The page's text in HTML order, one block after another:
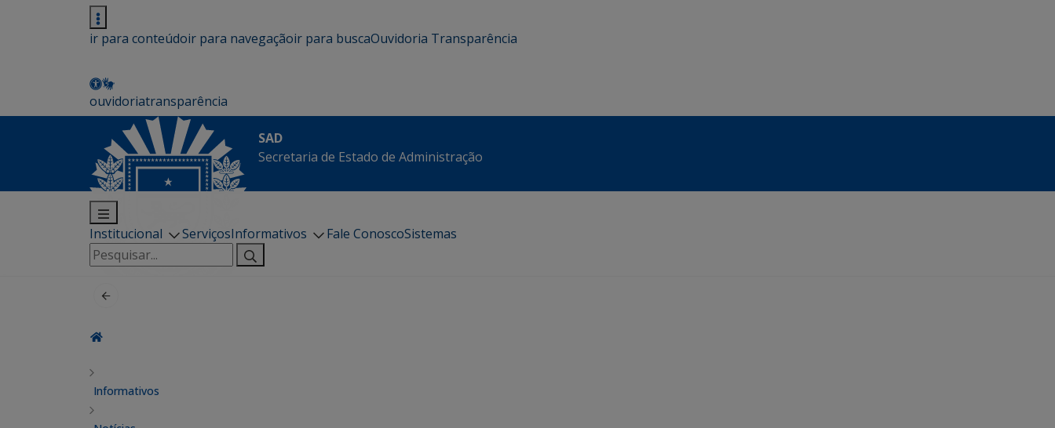
ir para conteúdoir para navegaçãoir para buscaOuvidoria Transparência
ouvidoriatransparência
SAD
Secretaria de Estado de Administração
Institucional ServiçosInformativos Fale ConoscoSistemas
Pesquisar
por:
Informativos